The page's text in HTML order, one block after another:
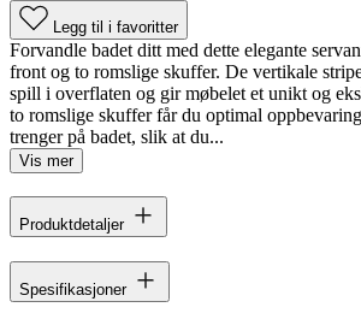
Legg til i favoritter
Forvandle badet ditt med dette elegante
front og to romslige skuffer. De vertikale
spill i overflaten og gir møbelet et unikt og
to romslige skuffer får du optimal
trenger på badet, slik at du...
Vis mer
Produktdetaljer
Spesifikasjoner